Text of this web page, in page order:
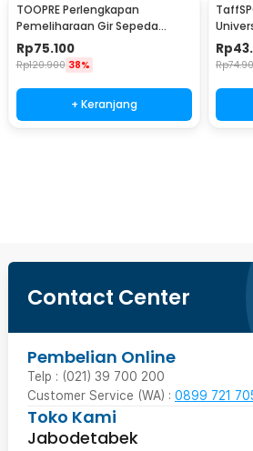
TOOPRE Perlengkapan
Pemeliharaan Gir Sepeda
Hydraulic Brake Bleed Kit - 2021
Rp75.100
Rp120.900 38%
+ Keranjang
Grip -
Rp
Rp
Contact Center
Pembelian Online
Telp : (021) 39 700 200
Customer Service (WA) : 0899 721
Toko Kami
Jabodetabek